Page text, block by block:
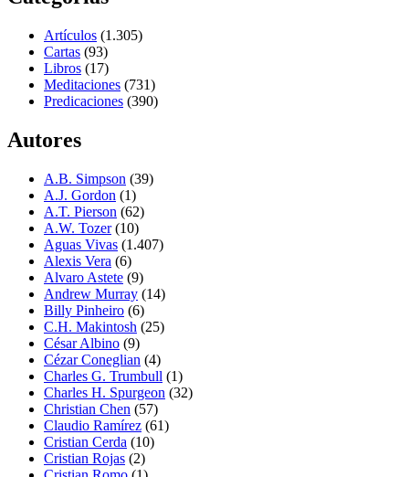
Artículos (1.305)
Cartas (93)
Libros (17)
Meditaciones (731)
Predicaciones (390)
Autores
A.B. Simpson (39)
A.J. Gordon (1)
A.T. Pierson (62)
A.W. Tozer(10)
Aguas Vivas (1.407)
Alexis Vera (6)
Alvaro Astete (9)
Andrew Murray (14)
Billy Pinheiro (6)
C.H. Makintosh (25)
César Albino (9)
Cézar Coneglian (4)
Charles G. Trumbull (1)
Charles H. Spurgeon (32)
Christian Chen (57)
Claudio Ramírez (61)
Cristian Cerda (10)
Cristian Rojas (2)